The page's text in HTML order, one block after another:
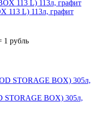
113 L) 113л, графит
1 рубль
STORAGE BOX) 305л,